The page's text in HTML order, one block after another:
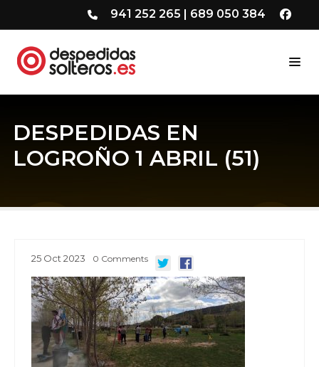
941 252 265 | 689 050 384
DESPEDIDAS EN
LOGROÑO 1 ABRIL (51)
25 Oct 2023 0 Comments